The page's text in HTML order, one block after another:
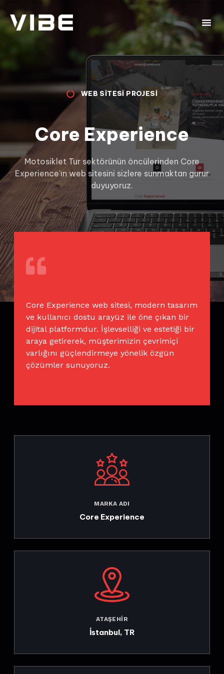
WEB SITESI PROJESI
Core Experience
Motosiklet Tur sektörünün öncülerinden Core
Experience'ın web sitesini sizlere sunmaktan gurur
duyuyoruz.
MARKA ADI
Core Experience
ATAŞEHIR
İstanbul, TR
Core Experience web sitesi, modern tasarım
ve kullanıcı dostu arayüz ile öne çıkan bir
dijital platformdur. İşlevselliği ve estetiği bir
araya getirerek, müşterimizin çevrimiçi
varlığını güçlendirmeye yönelik özgün
çözümler sunuyoruz.